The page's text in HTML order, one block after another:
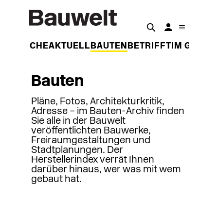
WOCHEAKTUELL BAUTEN BETRIFFT IM
Bauten
Pläne, Fotos, Architekturkritik,
Adresse – im Bauten-Archiv finden
Sie alle in der Bauwelt
veröffentlichten Bauwerke,
Freiraumgestaltungen und
Stadtplanungen. Der
Herstellerindex verrät Ihnen
darüber hinaus, wer was mit wem
gebaut hat.